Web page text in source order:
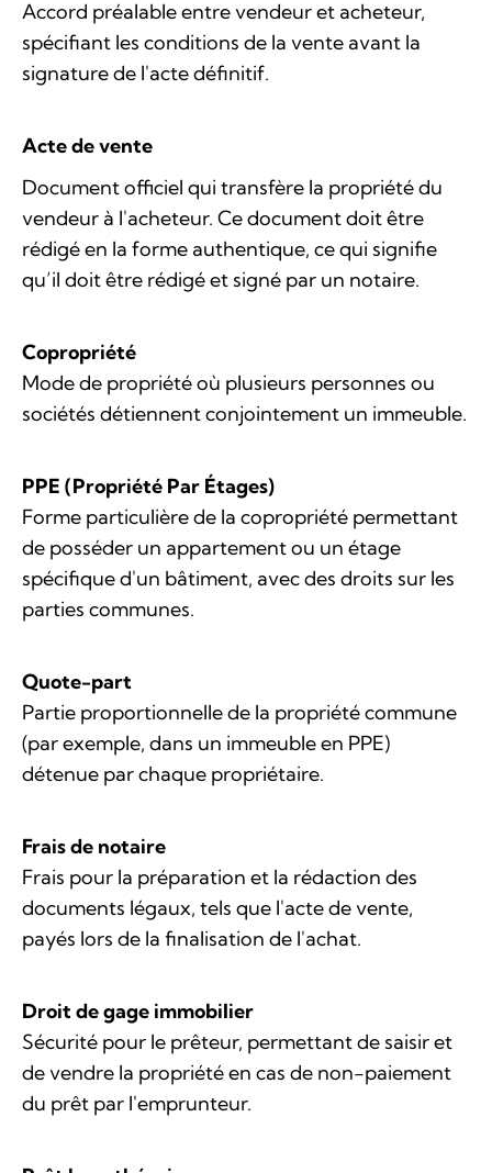
Accord préalable entre vendeur et acheteur,
spécifiant les conditions de la vente avant la
signature de l'acte définitif.
Acte de vente
Document officiel qui transfère la propriété du
vendeur à l'acheteur. Ce document doit être
rédigé en la forme authentique, ce qui signifie
qu’il doit être rédigé et signé par un notaire.
Copropriété
Mode de propriété où plusieurs personnes ou
sociétés détiennent conjointement un immeuble.
PPE (Propriété Par Étages)
Forme particulière de la copropriété permettant
de posséder un appartement ou un étage
spécifique d'un bâtiment, avec des droits sur les
parties communes.
Quote-part
Partie proportionnelle de la propriété commune
(par exemple, dans un immeuble en PPE)
détenue par chaque propriétaire.
Frais de notaire
Frais pour la préparation et la rédaction des
documents légaux, tels que l'acte de vente,
payés lors de la finalisation de l'achat.
Droit de gage immobilier
Sécurité pour le prêteur, permettant de saisir et
de vendre la propriété en cas de non-paiement
du prêt par l'emprunteur.